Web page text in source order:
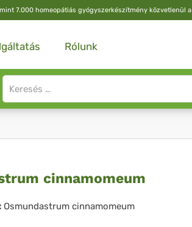
7.000 homeopátiás gyógyszerkészítmény közvetlenül a
Rólunk
Site
search
cinnamomeum
Osmundastrum cinnamomeum